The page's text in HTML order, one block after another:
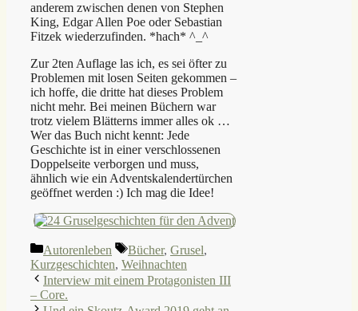
anderem zwischen denen von Stephen
King, Edgar Allen Poe oder Sebastian
Fitzek wiederzufinden. *hach* ^_^
Zur 2ten Auflage las ich, es sei öfter zu
Problemen mit losen Seiten gekommen –
ich hoffe, die dritte hat dieses Problem
nicht mehr. Bei meinen Büchern war
trotz vielem Blätterns immer alles ok …
Wer das Buch nicht kennt: Jede
Geschichte ist in einer verschlossenen
Doppelseite verborgen und muss,
ähnlich wie ein Adventskalendertürchen
geöffnet werden :) Ich mag die Idee!
Kategorien
Autorenleben Schlagwörter
Bücher, Grusel,
Kurzgeschichten, Weihnachten
Interview mit einem Protagonisten III
– Core.